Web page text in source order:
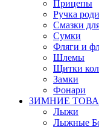
Прицепы
Ручка
Смазки
Сумки
Фляги и
Шлемы
Щитки
Замки
Фонари
ЗИМНИЕ
Лыжи
Лыжные